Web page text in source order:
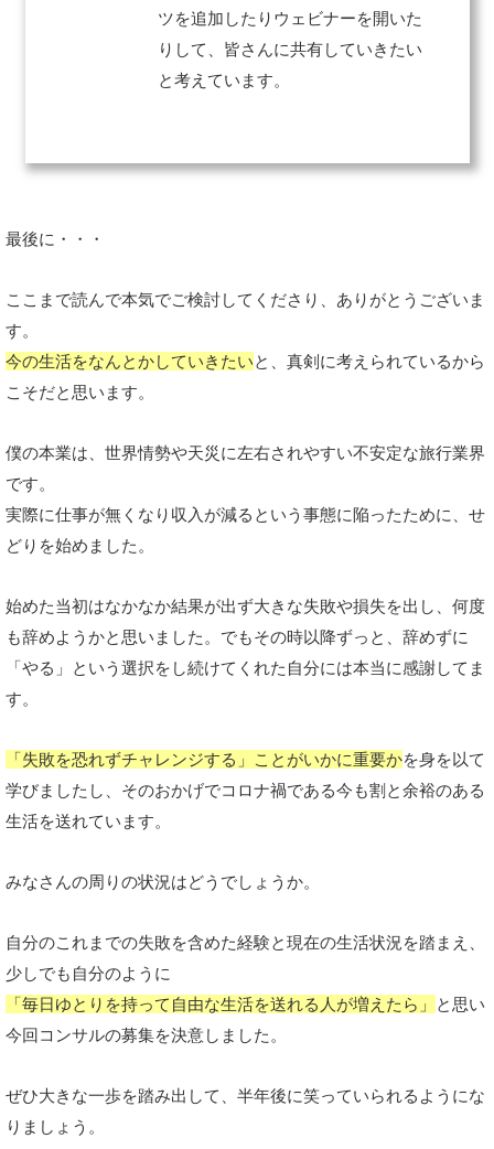
ツを追加したりウェビナーを開いた
りして、皆さんに共有していきたい
と考えています。
最後に・・・
ここまで読んで本気でご検討してくださり、ありがとうございま
す。
今の生活をなんとかしていきたいと、真剣に考えられているから
こそだと思います。
僕の本業は、世界情勢や天災に左右されやすい不安定な旅行業界
です。
実際に仕事が無くなり収入が減るという事態に陥ったために、せ
どりを始めました。
始めた当初はなかなか結果が出ず大きな失敗や損失を出し、何度
も辞めようかと思いました。でもその時以降ずっと、辞めずに
「やる」という選択をし続けてくれた自分には本当に感謝してま
す。
「失敗を恐れずチャレンジする」ことがいかに重要かを身を以て
学びましたし、そのおかげでコロナ禍である今も割と余裕のある
生活を送れています。
みなさんの周りの状況はどうでしょうか。
自分のこれまでの失敗を含めた経験と現在の生活状況を踏まえ、
少しでも自分のように
「毎日ゆとりを持って自由な生活を送れる人が増えたら」
と思い
今回コンサルの募集を決意しました。
ぜひ大きな一歩を踏み出して、半年後に笑っていられるようにな
りましょう。